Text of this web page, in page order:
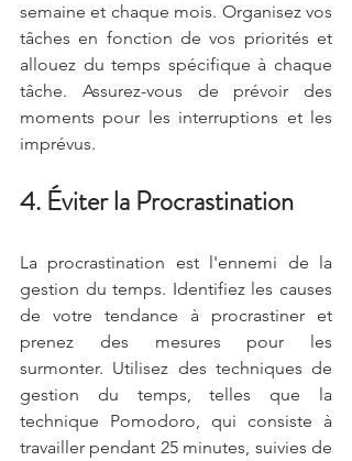
semaine et chaque mois. Organisez vos
tâches en fonction de vos priorités et
allouez du temps spécifique à chaque
tâche. Assurez-vous de prévoir des
moments pour les interruptions et les
imprévus.
4. Éviter la Procrastination
La procrastination est l'ennemi de la
gestion du temps. Identifiez les causes
de votre tendance à procrastiner et
prenez des mesures pour les
surmonter. Utilisez des techniques de
gestion du temps, telles que la
technique Pomodoro, qui consiste à
travailler pendant 25 minutes, suivies de